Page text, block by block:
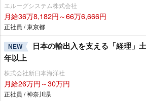
エルーグシステム株式会社
月給36万8,182円～66万6,666円
正社員 / 東京都
NEW
日本の輸出入を支える「経理」
年以上
株式会社新日本海洋社
月給26万円～30万円
正社員 / 神奈川県